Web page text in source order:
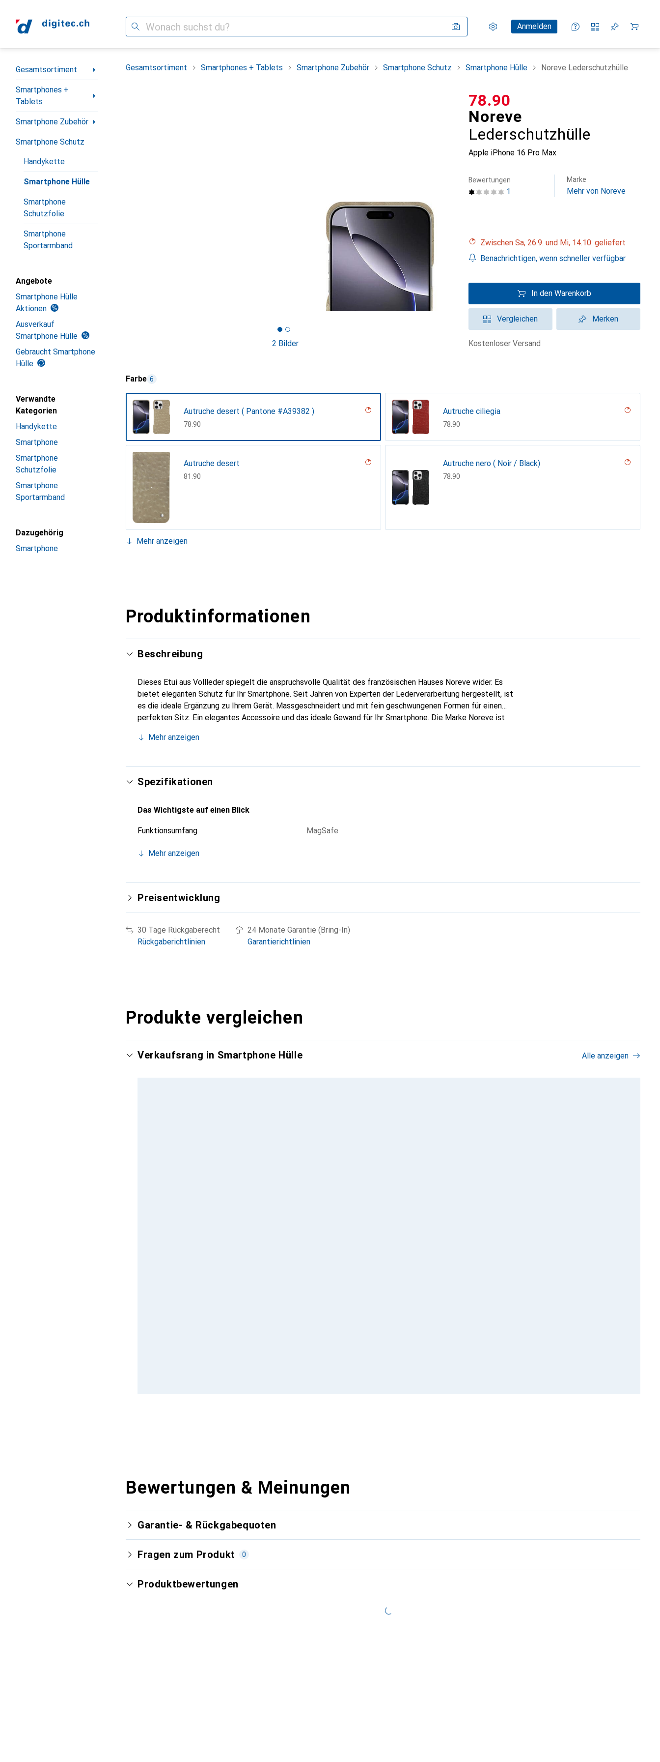
Suche Einstellungen
KundenkontoAnmelden
Vergleichslisten
Merklisten
Warenkorb
Navigation nach Kategorien
Gesamtsortiment
Smartphones +
Tablets
Smartphone Zubehör
Smartphone Schutz
Handykette
Smartphone Hülle
Smartphone
Schutzfolie
Smartphone
Sportarmband
Angebote
Smartphone Hülle
Aktionen
Ausverkauf
Smartphone Hülle
Gebraucht Smartphone
Hülle
Verwandte
Kategorien
Handykette
Smartphone
Smartphone
Schutzfolie
Smartphone
Sportarmband
Dazugehörig
Smartphone
Gesamtsortiment Smartphones + Tablets Smartphone Zubehör Smartphone Schutz Smartphone Hülle Noreve Lederschutzhülle
2 Bilder
Noreve
Lederschutzhülle
Apple iPhone 16 Pro Max
CHF
78.90
1
Bewertungen Marke
Mehr von Noreve
Zwischen Sa, 26.9. und Mi, 14.10. geliefert
Benachrichtigen, wenn schneller verfügbar
In den Warenkorb
Vergleichen Merken
kostenloser Versand
Farbe 6
Autruche desert ( Pantone #A39382 )
CHF
78.90
Autruche ciliegia
CHF
78.90
Autruche desert
CHF
81.90
Autruche nero ( Noir / Black)
CHF
78.90
Mehr anzeigen
Produktinformationen
Beschreibung
Dieses Etui aus Vollleder spiegelt die anspruchsvolle Qualität des französischen Hauses Noreve wider. Es
bietet eleganten Schutz für Ihr Smartphone. Seit Jahren von Experten der Lederverarbeitung hergestellt, ist
es die ideale Ergänzung zu Ihrem Gerät. Massgeschneidert und mit fein geschwungenen Formen für einen
perfekten Sitz. Ein elegantes Accessoire und das ideale Gewand für Ihr Smartphone. Die Marke Noreve ist
Kunden.
Mehr anzeigen
Spezifikationen
Das Wichtigste auf einen Blick
Funktionsumfang MagSafe
Mehr anzeigen
Preisentwicklung
30 Tage Rückgaberecht
Rückgaberichtlinien
24 Monate Garantie (Bring-In)
Garantierichtlinien
Produkte vergleichen
Verkaufsrang in Smartphone Hülle Alle anzeigen
Bewertungen & Meinungen
Garantie- & Rückgabequoten
Fragen zum Produkt 0
Produktbewertungen